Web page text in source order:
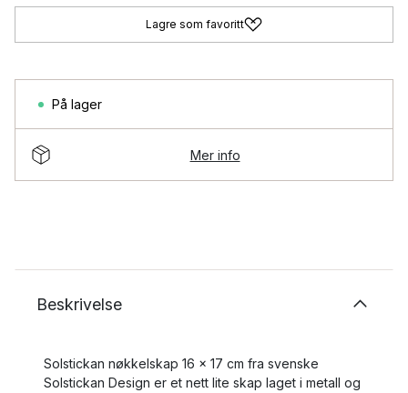
Lagre som favoritt
På lager
Mer info
Beskrivelse
Solstickan nøkkelskap 16 x 17 cm fra svenske
Solstickan Design er et nett lite skap laget i metall og